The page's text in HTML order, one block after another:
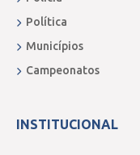
Política
Municípios
Campeonatos
INSTITUCIONAL